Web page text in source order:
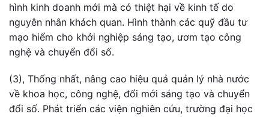
hình kinh doanh mới mà có thiệt hại về kinh tế do
nguyên nhân khách quan. Hình thành các quỹ đầu tư
mạo hiểm cho khởi nghiệp sáng tạo, ươm tạo công
nghệ và chuyển đổi số.
(3), Thống nhất, nâng cao hiệu quả quản lý nhà nước
về khoa học, công nghệ, đổi mới sáng tạo và chuyển
đổi số. Phát triển các viện nghiên cứu, trường đại học